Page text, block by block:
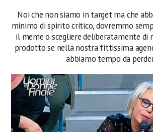
Noi che non siamo in target ma che
minimo di spirito critico, dovremmo
il meme o scegliere deliberatamente di
prodotto se nella nostra fittissima
abbiamo tempo da